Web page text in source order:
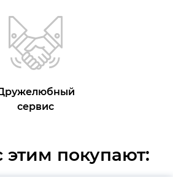
сервис
этим покупают: